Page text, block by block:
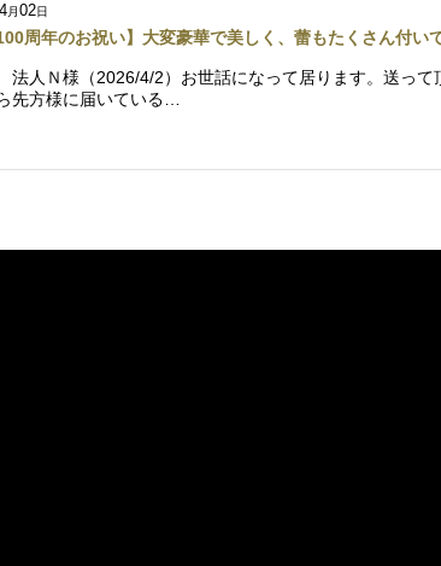
月02日
周年のお祝い】大変豪華で美しく、蕾もたくさん付
人Ｎ様（2026/4/2）お世話になって居ります。送って
先方様に届いている…